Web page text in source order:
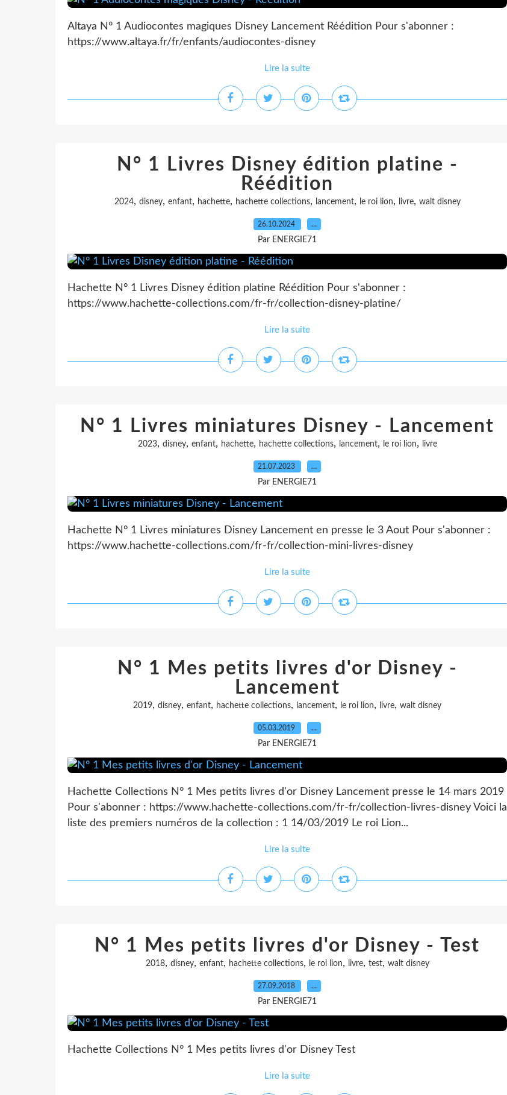
Altaya N° 1 Audiocontes magiques Disney Lancement Réédition Pour s'abonner :
https://www.altaya.fr/fr/enfants/audiocontes-disney
Lire la suite
N° 1 Livres Disney édition platine -
Réédition
2024, disney, enfant, hachette, hachette collections, lancement, le roi lion, livre, walt disney
26.10.2024 …
Par ENERGIE71
Hachette N° 1 Livres Disney édition platine Réédition Pour s'abonner :
https://www.hachette-collections.com/fr-fr/collection-disney-platine/
Lire la suite
N° 1 Livres miniatures Disney - Lancement
2023, disney, enfant, hachette, hachette collections, lancement, le roi lion, livre
21.07.2023 …
Par ENERGIE71
Hachette N° 1 Livres miniatures Disney Lancement en presse le 3 Aout Pour s'abonner :
https://www.hachette-collections.com/fr-fr/collection-mini-livres-disney
Lire la suite
N° 1 Mes petits livres d'or Disney -
Lancement
2019, disney, enfant, hachette collections, lancement, le roi lion, livre, walt disney
05.03.2019 …
Par ENERGIE71
Hachette Collections N° 1 Mes petits livres d'or Disney Lancement presse le 14 mars 2019
Pour s'abonner : https://www.hachette-collections.com/fr-fr/collection-livres-disney Voici la
liste des premiers numéros de la collection : 1 14/03/2019 Le roi Lion...
Lire la suite
N° 1 Mes petits livres d'or Disney - Test
2018, disney, enfant, hachette collections, le roi lion, livre, test, walt disney
27.09.2018 …
Par ENERGIE71
Hachette Collections N° 1 Mes petits livres d'or Disney Test
Lire la suite